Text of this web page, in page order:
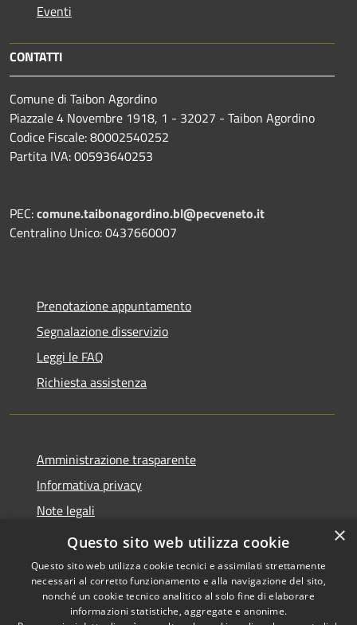
Eventi
CONTATTI
Comune di Taibon Agordino
Piazzale 4 Novembre 1918, 1 - 32027 - Taibon Agordino
Codice Fiscale: 80002540252
Partita IVA: 00593640253
PEC:comune.taibonagordino.bl@pecveneto.it
Centralino Unico: 0437660007
Prenotazione appuntamento
Segnalazione disservizio
Leggi le FAQ
Richiesta assistenza
Amministrazione trasparente
Informativa privacy
Note legali
Dichiarazione di accessibilità
Copyright © 2026 • Comune di
×
Questo sito web utilizza cookie
Questo sito web utilizza cookie tecnici e assimilati strettamente
necessari al corretto funzionamento e alla navigazione del sito,
nonché un cookie tecnico analitico al solo fine di elaborare
informazioni statistiche, aggregate e anonime.